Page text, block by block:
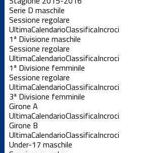
Serie D maschile
Sessione regolare
UltimaCalendarioClassificaIncroci
1ª Divisione maschile
Sessione regolare
UltimaCalendarioClassificaIncroci
1ª Divisione femminile
Sessione regolare
UltimaCalendarioClassificaIncroci
3ª Divisione femminile
Girone A
UltimaCalendarioClassificaIncroci
Girone B
UltimaCalendarioClassificaIncroci
Under-17 maschile